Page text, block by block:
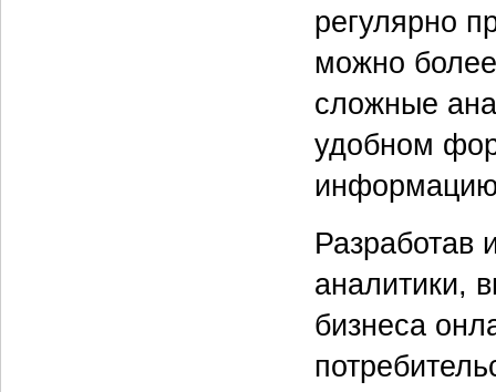
регулярно
можно
сложные
удобном
информацию
Разработав
аналитики,
бизнеса